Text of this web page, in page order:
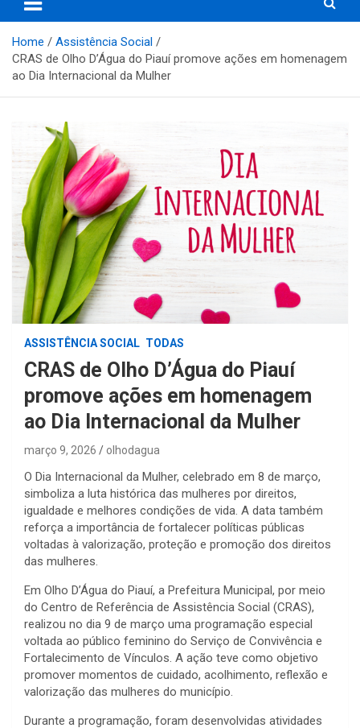
Home
Assistência Social
CRAS de Olho D’Água do Piauí promove ações em homenagem
ao Dia Internacional da Mulher
ASSISTÊNCIA SOCIAL TODAS
CRAS de Olho D’Água do Piauí
promove ações em homenagem
ao Dia Internacional da Mulher
março 9, 2026 olhodagua
O Dia Internacional da Mulher, celebrado em 8 de março,
simboliza a luta histórica das mulheres por direitos,
igualdade e melhores condições de vida. A data também
reforça a importância de fortalecer políticas públicas
voltadas à valorização, proteção e promoção dos direitos
das mulheres.
Em Olho D’Água do Piauí, a Prefeitura Municipal, por meio
do Centro de Referência de Assistência Social (CRAS),
realizou no dia 9 de março uma programação especial
voltada ao público feminino do Serviço de Convivência e
Fortalecimento de Vínculos. A ação teve como objetivo
promover momentos de cuidado, acolhimento, reflexão e
valorização das mulheres do município.
Durante a programação, foram desenvolvidas atividades